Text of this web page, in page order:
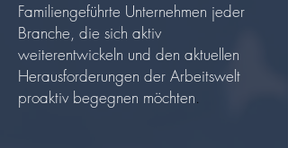
Familiengeführte Unternehmen jeder
Branche, die sich aktiv
weiterentwickeln und den aktuellen
Herausforderungen der Arbeitswelt
proaktiv begegnen möchten.